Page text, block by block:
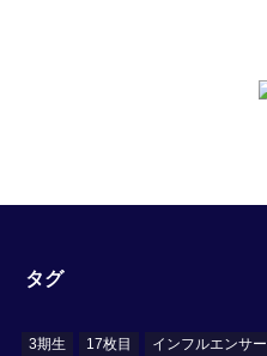
タグ
3期生 17枚目 インフルエンサー